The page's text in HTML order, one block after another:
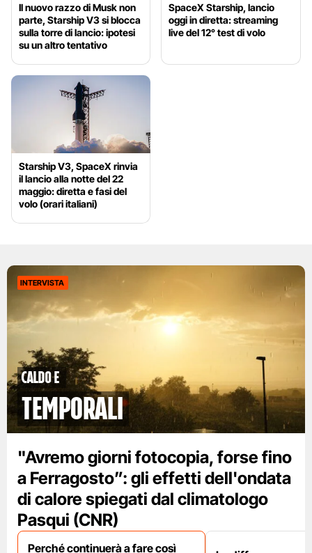
Il nuovo razzo di Musk non
parte, Starship V3 si blocca
sulla torre di lancio: ipotesi
su un altro tentativo
SpaceX Starship, lancio
oggi in diretta: streaming
live del 12° test di volo
Starship V3, SpaceX rinvia
il lancio alla notte del 22
maggio: diretta e fasi del
volo (orari italiani)
INTERVISTA
caldo e
temporali
"Avremo giorni fotocopia, forse fino
a Ferragosto”: gli effetti dell'ondata
di calore spiegati dal climatologo
Pasqui (CNR)
Perché continuerà a fare così